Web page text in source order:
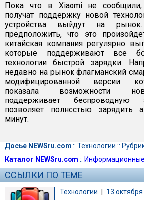
Пока что в Xiaomi не сообщили,
получат поддержку новой
устройства выйдут на
предположить, что это
китайская компания регулярно
которые поддерживают все
технологии быстрой зарядки.
недавно на рынок флагманский
модифицированной версии
показала возможности
поддерживает беспроводную
позволяет полностью зарядить
минут.
Досье NEWSru.com :: Технологии ::
Каталог NEWSru.com :: Информационные
ССЫЛКИ ПО ТЕМЕ
Технологии | 13 октября